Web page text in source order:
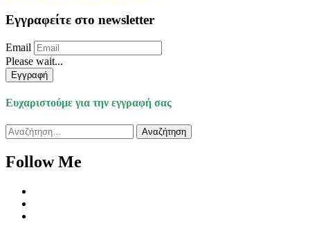
Εγγραφείτε στο newsletter
Email
Please wait...
Εγγραφή
Ευχαριστούμε για την εγγραφή σας
Αναζήτηση
για:
Follow Me